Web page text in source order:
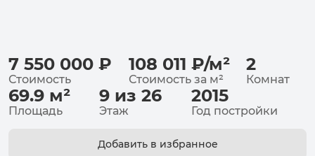
7 550 000 ₽
Стоимость
108 011 ₽/м²
Стоимость за м²
2
Комнат
69.9 м²
Площадь
9 из 26
Этаж
2015
Год постройки
Добавить в избранное